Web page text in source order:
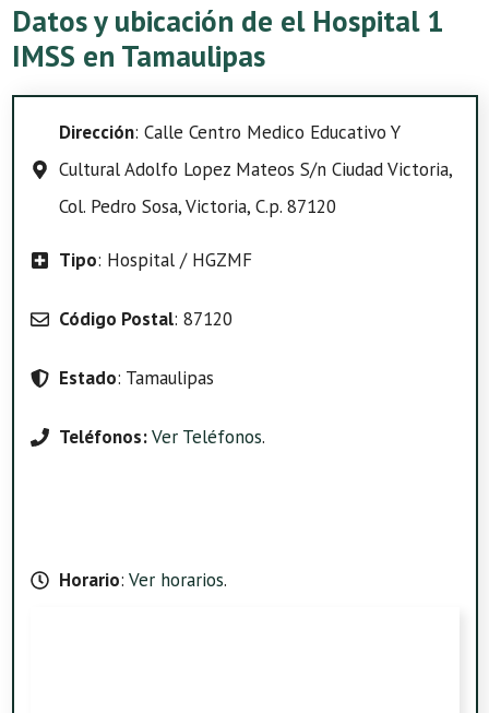
Datos y ubicación de el Hospital 1
IMSS en Tamaulipas
Dirección: Calle Centro Medico Educativo Y
Cultural Adolfo Lopez Mateos S/n Ciudad Victoria,
Col. Pedro Sosa, Victoria, C.p. 87120
Tipo: Hospital / HGZMF
Código Postal: 87120
Estado: Tamaulipas
Teléfonos:Ver Teléfonos.
Horario: Ver horarios.